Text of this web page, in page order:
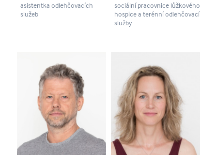
asistentka odlehčovacích
služeb
sociální pracovnice lůžkového
hospice a terénní odlehčovací
služby